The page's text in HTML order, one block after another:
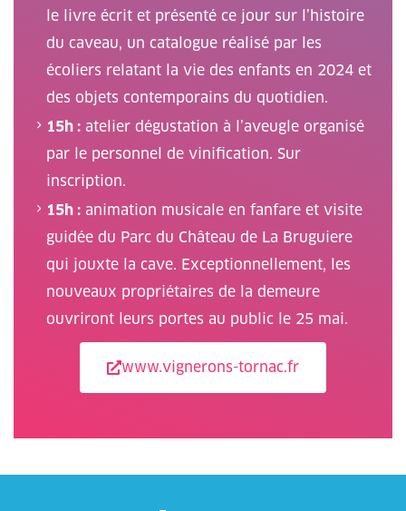
le livre écrit et présenté ce jour sur l’histoire
du caveau, un catalogue réalisé par les
écoliers relatant la vie des enfants en 2024 et
des objets contemporains du quotidien.
15h : atelier dégustation à l’aveugle organisé
par le personnel de vinification. Sur
inscription.
15h : animation musicale en fanfare et visite
guidée du Parc du Château de La Bruguiere
qui jouxte la cave. Exceptionnellement, les
nouveaux propriétaires de la demeure
ouvriront leurs portes au public le 25 mai.
www.vignerons-tornac.fr